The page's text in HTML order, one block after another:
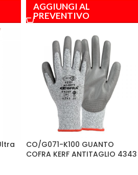
AGGIUNGI AL
PREVENTIVO
CO/G071-K100 GUANTO
COFRA KERF ANTITAGLIO 4343